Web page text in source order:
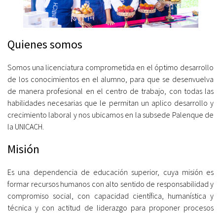
Quienes somos
Somos una licenciatura comprometida en el óptimo desarrollo
de los conocimientos en el alumno, para que se desenvuelva
de manera profesional en el centro de trabajo, con todas las
habilidades necesarias que le permitan un aplico desarrollo y
crecimiento laboral y nos ubicamos en la subsede Palenque de
la UNICACH.
Misión
Es una dependencia de educación superior, cuya misión es
formar recursos humanos con alto sentido de responsabilidad y
compromiso social, con capacidad científica, humanística y
técnica y con actitud de liderazgo para proponer procesos